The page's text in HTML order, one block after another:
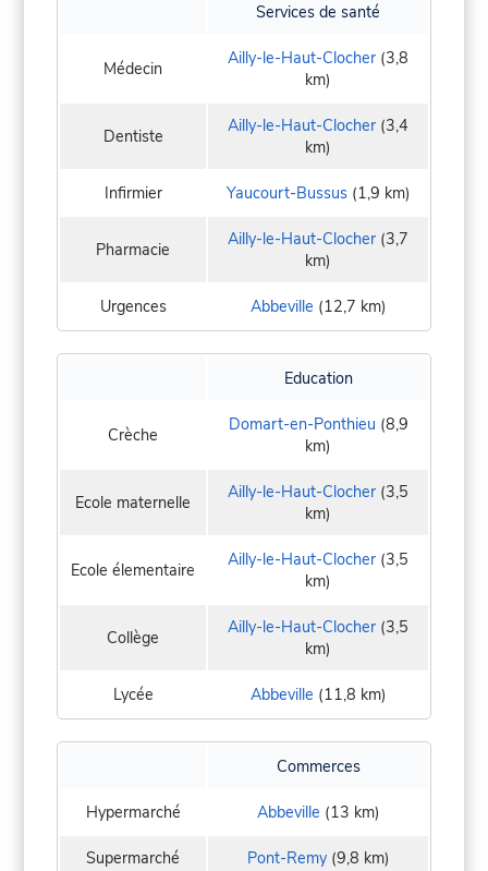
Services de santé
Médecin Ailly-le-Haut-Clocher (3,8
km)
Dentiste Ailly-le-Haut-Clocher (3,4
km)
Infirmier Yaucourt-Bussus(1,9 km)
Pharmacie Ailly-le-Haut-Clocher (3,7
km)
Urgences Abbeville (12,7 km)
Education
Crèche Domart-en-Ponthieu (8,9
km)
Ecole maternelle Ailly-le-Haut-Clocher (3,5
km)
Ecole élementaire Ailly-le-Haut-Clocher (3,5
km)
Collège Ailly-le-Haut-Clocher (3,5
km)
Lycée Abbeville (11,8 km)
Commerces
Hypermarché Abbeville (13 km)
Supermarché Pont-Remy(9,8 km)